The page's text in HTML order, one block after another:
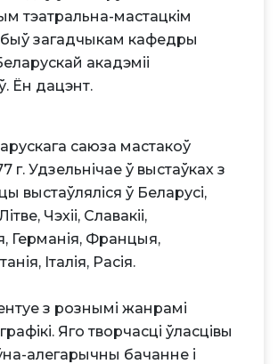
тэатральна-мастацкім
быў загадчыкам кафедры
акадэміі
Ён дацэнт.
саюза мастакоў
г. Удзельнічае ў выстаўках з
выстаўляліся ў Беларусі,
Чэхіі, Славакіі,
Германія, Францыя,
Італія, Расія.
з рознымі жанрамі
Яго творчасці ўласцівы
алегарычны бачанне і